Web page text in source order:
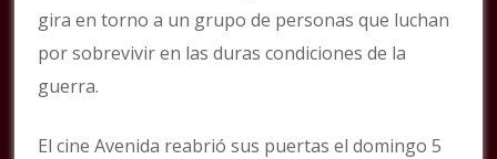
gira en torno a un grupo de personas que luchan
por sobrevivir en las duras condiciones de la
guerra.
El cine Avenida reabrió sus puertas el domingo 5